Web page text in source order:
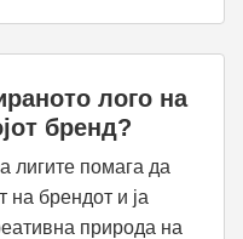
лого на
бренд?
лигите помага да
на брендот и ја
природа на